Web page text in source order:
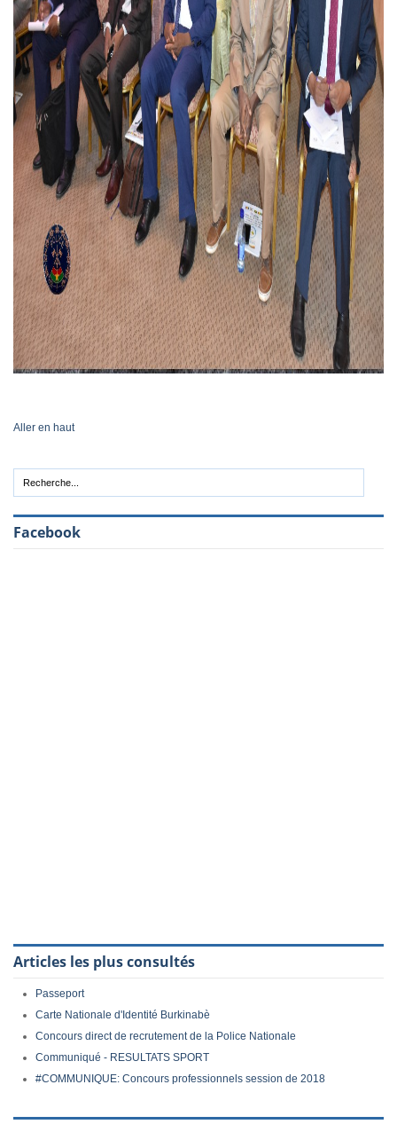
Aller en haut
Facebook
Articles les plus consultés
Passeport
Carte Nationale d'Identité Burkinabè
Concours direct de recrutement de la Police Nationale
Communiqué - RESULTATS SPORT
#COMMUNIQUE: Concours professionnels session de 2018